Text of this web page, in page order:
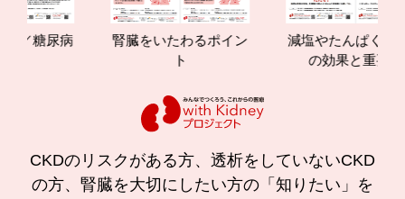
病
腎臓をいたわるポイン
減塩やたんぱく質管理
の効果と重要性
CKDのリスクがある方、透析をしていないCKD
の方、腎臓を大切にしたい方の「知りたい」を